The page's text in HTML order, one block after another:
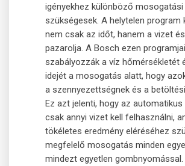
igényekhez különböző
szükségesek. A helytelen program
nem csak az időt, hanem a vizet
pazarolja. A Bosch ezen
szabályozzák a víz hőmérsékletét
idejét a mosogatás alatt, hogy
a szennyezettségnek és a
Ez azt jelenti, hogy az
csak annyi vizet kell felhasználni,
tökéletes eredmény eléréséhez
megfelelő mosogatás minden
mindezt egyetlen gombnyomással.